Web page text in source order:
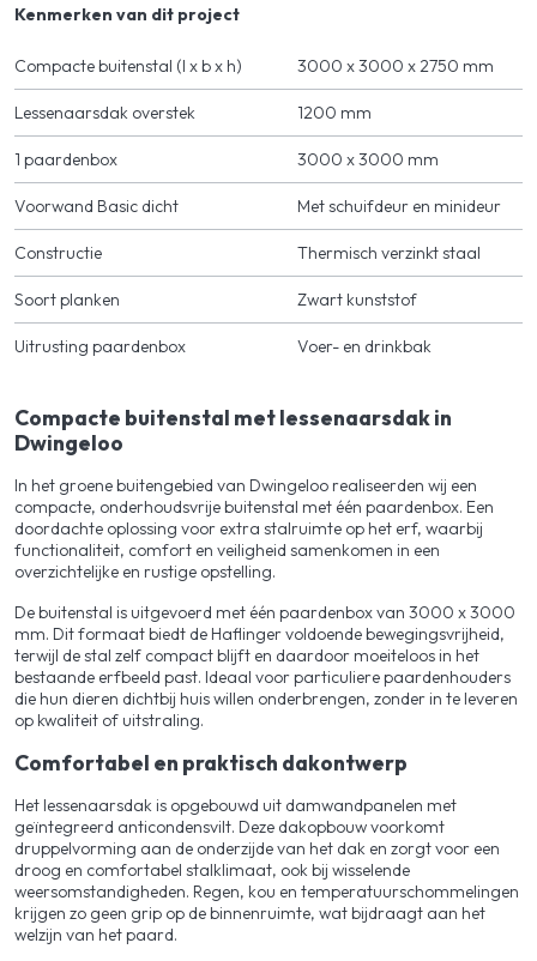
Kenmerken van dit project
Compacte buitenstal (l x b x h) 3000 x 3000 x 2750 mm
Lessenaarsdak overstek 1200 mm
1 paardenbox 3000 x 3000 mm
Voorwand Basic dicht Met schuifdeur en minideur
Constructie Thermisch verzinkt staal
Soort planken Zwart kunststof
Uitrusting paardenbox Voer- en drinkbak
Compacte buitenstal met lessenaarsdak in
Dwingeloo
In het groene buitengebied van Dwingeloo realiseerden wij een
compacte, onderhoudsvrije buitenstal met één paardenbox. Een
doordachte oplossing voor extra stalruimte op het erf, waarbij
functionaliteit, comfort en veiligheid samenkomen in een
overzichtelijke en rustige opstelling.
De buitenstal is uitgevoerd met één paardenbox van 3000 x 3000
mm. Dit formaat biedt de Haflinger voldoende bewegingsvrijheid,
terwijl de stal zelf compact blijft en daardoor moeiteloos in het
bestaande erfbeeld past. Ideaal voor particuliere paardenhouders
die hun dieren dichtbij huis willen onderbrengen, zonder in te leveren
op kwaliteit of uitstraling.
Comfortabel en praktisch dakontwerp
Het lessenaarsdak is opgebouwd uit damwandpanelen met
geïntegreerd anticondensvilt. Deze dakopbouw voorkomt
druppelvorming aan de onderzijde van het dak en zorgt voor een
droog en comfortabel stalklimaat, ook bij wisselende
weersomstandigheden. Regen, kou en temperatuurschommelingen
krijgen zo geen grip op de binnenruimte, wat bijdraagt aan het
welzijn van het paard.